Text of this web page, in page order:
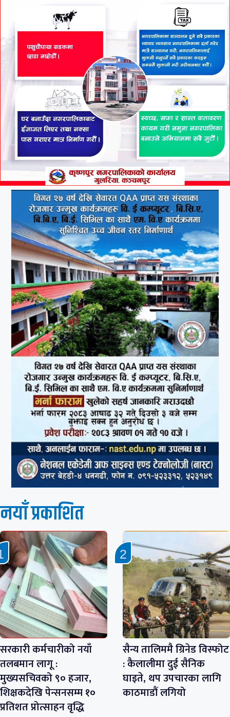
नयाँ प्रकाशित
सरकारी कर्मचारीको नयाँ
तलबमान लागू :
मुख्यसचिवको ९० हजार,
शिक्षकदेखि पेन्सनसम्म १०
प्रतिशत प्रोत्साहन वृद्धि
सैन्य तालिममै ग्रिनेड विस्फोट
: कैलालीमा दुई सैनिक
घाइते, थप उपचारका लागि
काठमाडौं लगियो